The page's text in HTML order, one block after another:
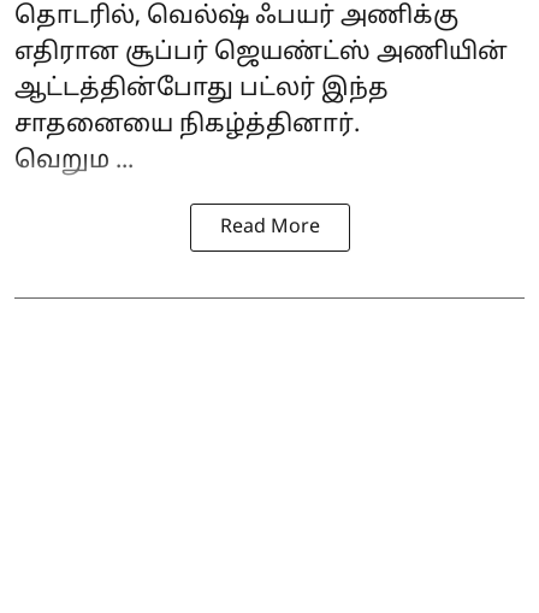
தொடரில், வெல்ஷ் ஃபயர் அணிக்கு
எதிரான சூப்பர் ஜெயண்ட்ஸ் அணியின்
ஆட்டத்தின்போது பட்லர் இந்த
சாதனையை நிகழ்த்தினார்.
வெறும ...
Read More